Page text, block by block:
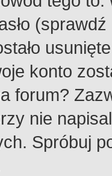
konto
forum?
nie
Spróbuj